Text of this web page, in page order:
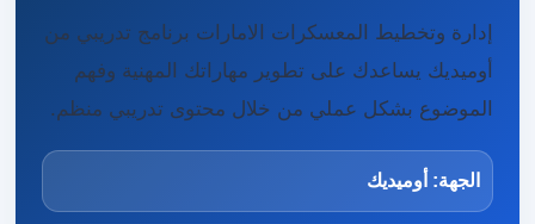
إدارة وتخطيط المعسكرات الامارات برنامج تدريبي من
أوميديك يساعدك على تطوير مهاراتك المهنية وفهم
الموضوع بشكل عملي من خلال محتوى تدريبي منظم.
الجهة: أوميديك